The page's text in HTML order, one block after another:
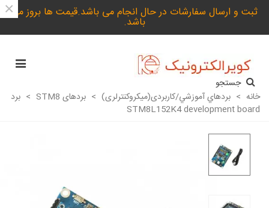
ثبت و ارسال سفارشات در حال انجام می باشد.قیمت ها بروز می
باشد.
×
جستجو
خانه > بردهاي آموزشي/کاربردی(میکروکنترلری) > بردهای STM8 > برد
STM8L152K4 development board